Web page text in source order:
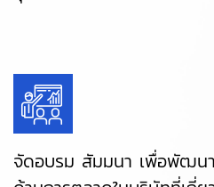
จัดอบรม สัมมนา เพื่อพัฒน